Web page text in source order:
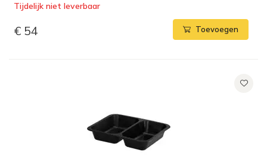
Tijdelijk niet leverbaar
€ 54 Toevoegen